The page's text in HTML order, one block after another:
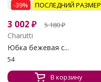
-39% ПОСЛЕДНИЙ РАЗМЕР
3 002 ₽ 5 180₽
Charutti
Юбка бежевая с...
54
В корзину